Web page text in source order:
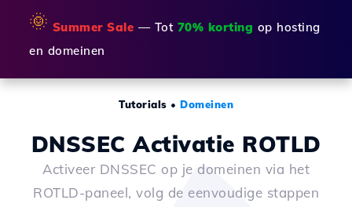
🌞 Summer Sale — Tot 70% korting op hosting
en domeinen
Tutorials • Domeinen
DNSSEC Activatie ROTLD
Activeer DNSSEC op je domeinen via het
ROTLD-paneel, volg de eenvoudige stappen